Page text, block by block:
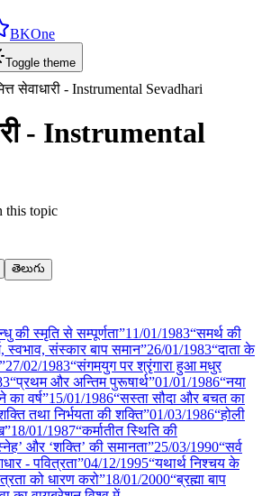
BKOne
Toggle theme
सेवाधारी - Instrumental Sevadhari
- Instrumental
this topic
తెలుగు
की स्मृति से सम्पूर्णता”11/01/1983“समर्थ की
स्वभाव, संस्कार बाप समान”26/01/1983“दाता के
27/02/1983“संगमयुग पर श्रृंगारा हुआ मधुर
“प्रथम और अन्तिम पुरूषार्थ”01/01/1986“नया
का वर्ष”15/01/1986“सस्ता सौदा और बचत का
तथा निर्भयता की शक्ति”01/03/1986“होली
18/01/1987“कर्मातीत स्थिति की
और ‘शक्ति’ की समानता”25/03/1990“सर्व
- पवित्रता”04/12/1995“यथार्थ निश्चय के
को धारण करो”18/01/2000“ब्रह्मा बाप